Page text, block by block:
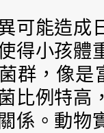
可能造成
得小孩體
群，像是
比例特高
係。動物